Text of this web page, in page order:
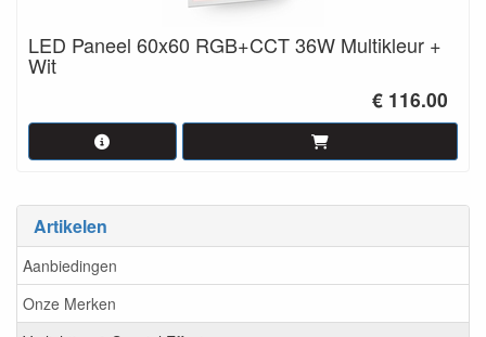
Artikelen
Aanbiedingen
Onze Merken
LED Paneel 60x60 RGB+CCT 36W Multikleur +
Wit
€ 116.00